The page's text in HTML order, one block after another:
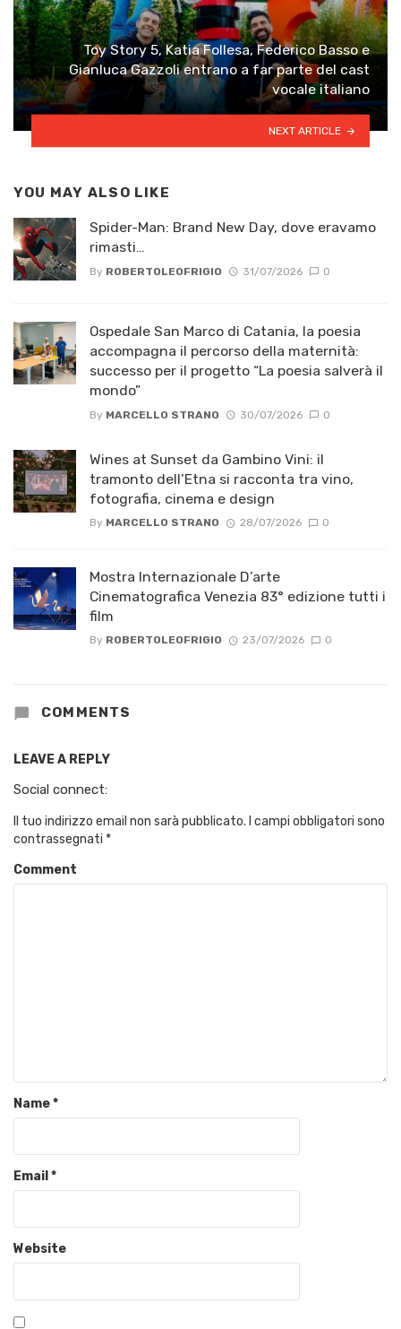
Toy Story 5, Katia Follesa, Federico Basso e
Gianluca Gazzoli entrano a far parte del cast
vocale italiano
NEXT ARTICLE
YOU MAY ALSO LIKE
Spider-Man: Brand New Day, dove eravamo
rimasti…
By ROBERTOLEOFRIGIO 31/07/2026 0
Ospedale San Marco di Catania, la poesia
accompagna il percorso della maternità:
successo per il progetto “La poesia salverà il
mondo”
By MARCELLO STRANO 30/07/2026 0
Wines at Sunset da Gambino Vini: il
tramonto dell’Etna si racconta tra vino,
fotografia, cinema e design
By MARCELLO STRANO 28/07/2026 0
Mostra Internazionale D’arte
Cinematografica Venezia 83° edizione tutti i
film
By ROBERTOLEOFRIGIO 23/07/2026 0
COMMENTS
LEAVE A REPLY
Social connect:
Il tuo indirizzo email non sarà pubblicato. I campi obbligatori sono
contrassegnati *
Comment
Name*
Email *
Website